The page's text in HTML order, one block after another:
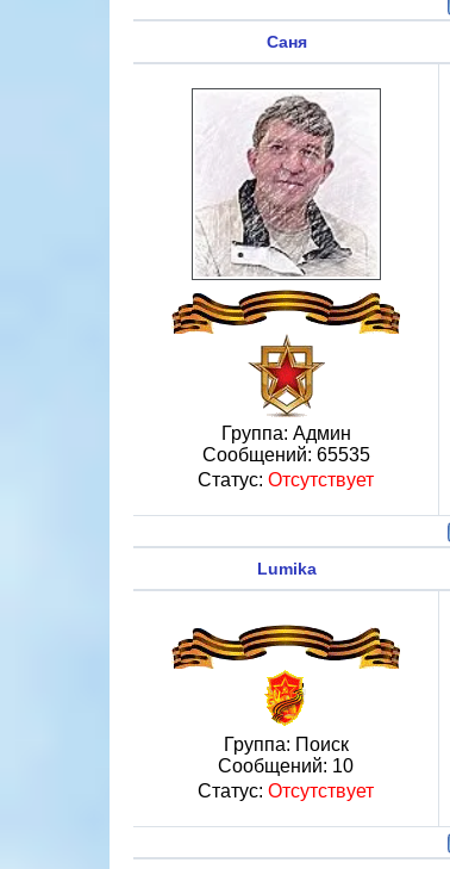
Саня
Группа: Админ
Сообщений: 65535
Статус: Отсутствует
Lumika
Группа: Поиск
Сообщений: 10
Статус: Отсутствует